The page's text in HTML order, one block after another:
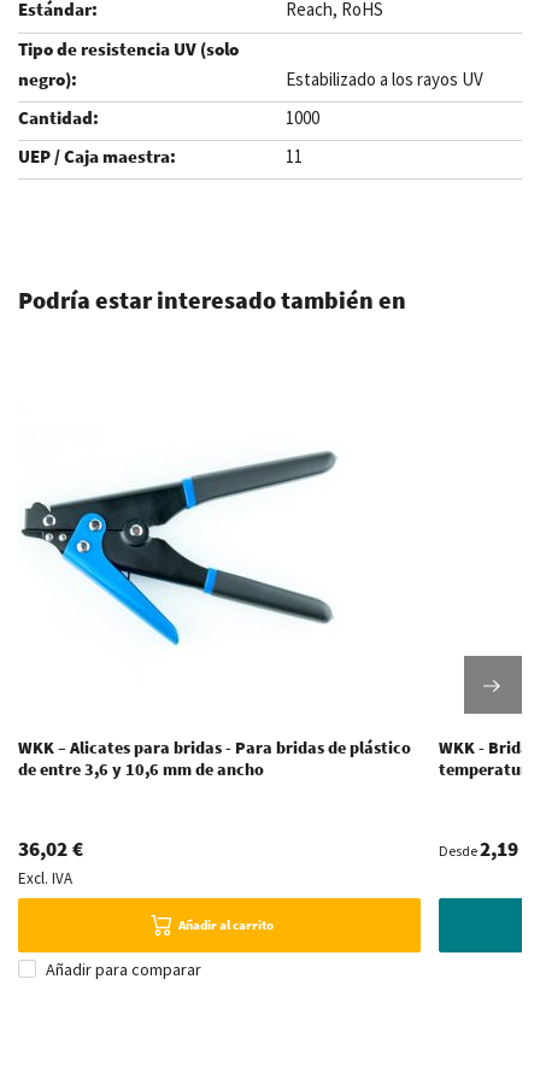
Reach, RoHS
Estabilizado a los rayos UV
1000
11
Podría estar interesado también en
WKK – Alicates para bridas - Para bridas de plástico
de entre 3,6 y 10,6 mm de ancho
36,02 €
Excl. IVA
Añadir al carrito
Añadir para comparar
WKK -
Desde2,19 €